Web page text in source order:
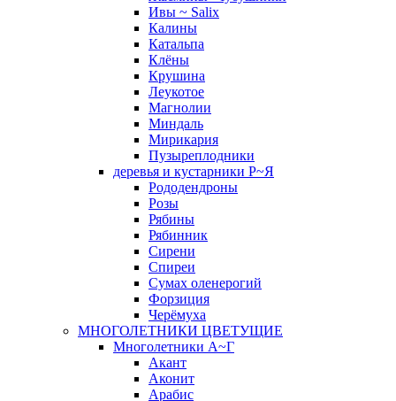
Ивы ~ Salix
Калины
Катальпа
Клёны
Крушина
Леукотое
Магнолии
Миндаль
Мирикария
Пузыреплодники
деревья и кустарники Р~Я
Рододендроны
Розы
Рябины
Рябинник
Сирени
Спиреи
Сумах оленерогий
Форзиция
Черёмуха
МНОГОЛЕТНИКИ ЦВЕТУЩИЕ
Многолетники А~Г
Акант
Аконит
Арабис